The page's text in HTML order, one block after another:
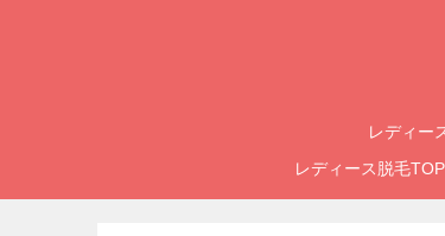
レディー
レディース脱毛TOP